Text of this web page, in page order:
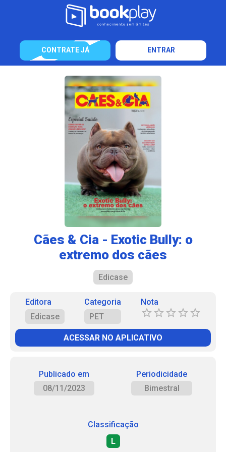
CONTRATE JÁ ENTRAR
Cães & Cia - Exotic Bully: o
extremo dos cães
Edicase
Editora
Edicase
Categoria
PET
Nota
ACESSAR NO APLICATIVO
Publicado em
08/11/2023
Periodicidade
Bimestral
Classificação
L